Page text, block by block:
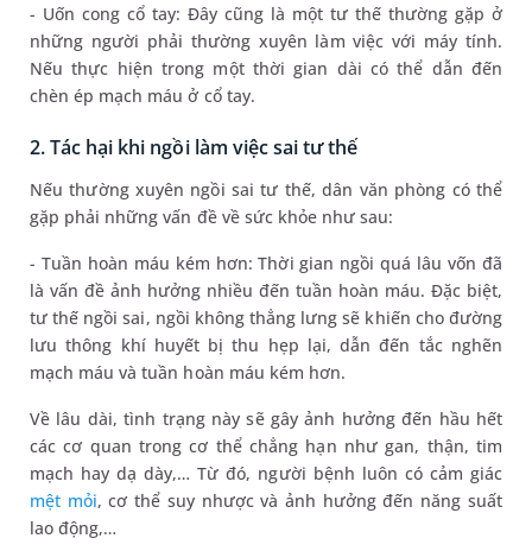
- Uốn cong cổ tay: Đây cũng là một tư thế thường gặp ở
những người phải thường xuyên làm việc với máy tính.
Nếu thực hiện trong một thời gian dài có thể dẫn đến
chèn ép mạch máu ở cổ tay.
2. Tác hại khi ngồi làm việc sai tư thế
Nếu thường xuyên ngồi sai tư thế, dân văn phòng có thể
gặp phải những vấn đề về sức khỏe như sau:
- Tuần hoàn máu kém hơn: Thời gian ngồi quá lâu vốn đã
là vấn đề ảnh hưởng nhiều đến tuần hoàn máu. Đặc biệt,
tư thế ngồi sai, ngồi không thẳng lưng sẽ khiến cho đường
lưu thông khí huyết bị thu hẹp lại, dẫn đến tắc nghẽn
mạch máu và tuần hoàn máu kém hơn.
Về lâu dài, tình trạng này sẽ gây ảnh hưởng đến hầu hết
các cơ quan trong cơ thể chẳng hạn như gan, thận, tim
mạch hay dạ dày,… Từ đó, người bệnh luôn có cảm giác
mệt mỏi, cơ thể suy nhược và ảnh hưởng đến năng suất
lao động,…